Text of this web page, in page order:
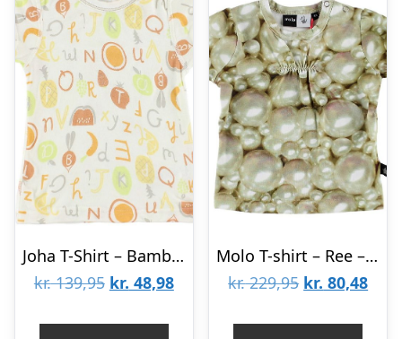
Joha T-Shirt – Bambus – Hvid m. Frugter/Bogstaver
kr.139,95 Den
kr. 48,98Den
Molo T-shirt – Ree – Pearls
kr.229,95 Den
kr. 80,48Den